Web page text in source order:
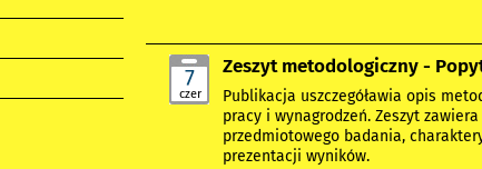
7
czer
Zeszyt metodologiczny -
Publikacja uszczegóławia opis
pracy i wynagrodzeń. Zeszyt
przedmiotowego badania,
prezentacji wyników.